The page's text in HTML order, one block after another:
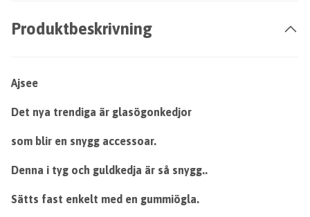
Produktbeskrivning
Ajsee
Det nya trendiga är glasögonkedjor
som blir en snygg accessoar.
Denna i tyg och guldkedja är så snygg..
Sätts fast enkelt med en gummiögla.